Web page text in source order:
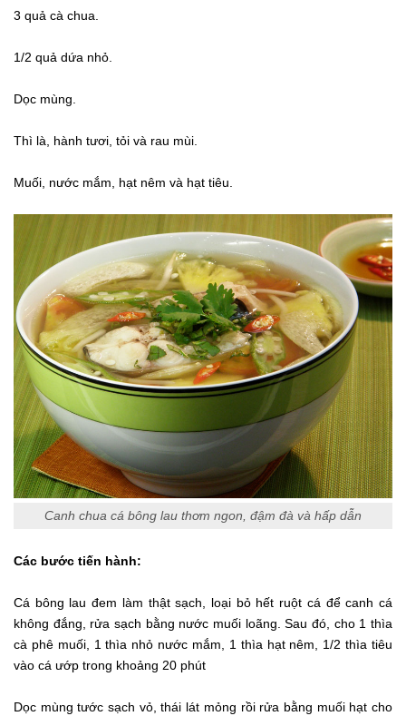
3 quả cà chua.
1/2 quả dứa nhỏ.
Dọc mùng.
Thì là, hành tươi, tỏi và rau mùi.
Muối, nước mắm, hạt nêm và hạt tiêu.
Canh chua cá bông lau thơm ngon, đậm đà và hấp dẫn
Các bước tiến hành:
Cá bông lau đem làm thật sạch, loại bỏ hết ruột cá để canh cá
không đắng, rửa sạch bằng nước muối loãng. Sau đó, cho 1 thìa
cà phê muối, 1 thìa nhỏ nước mắm, 1 thìa hạt nêm, 1/2 thìa tiêu
vào cá ướp trong khoảng 20 phút
Dọc mùng tước sạch vỏ, thái lát mỏng rồi rửa bằng muối hạt cho